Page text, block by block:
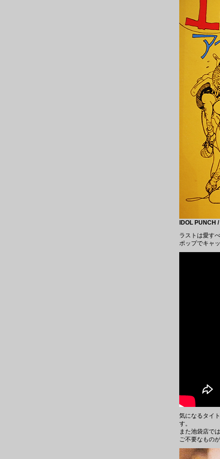
IDOL PUNCH
ラストは愛す
ポップでキャ
気になるタイ
す。
また池袋店で
ご不要なもの